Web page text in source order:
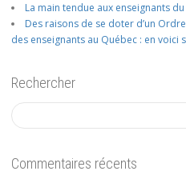
La main tendue aux enseignants
Des raisons de se doter d’un
des enseignants au Québec : en voici
Rechercher
Commentaires récents